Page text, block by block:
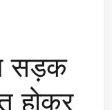
सड़क
होकर